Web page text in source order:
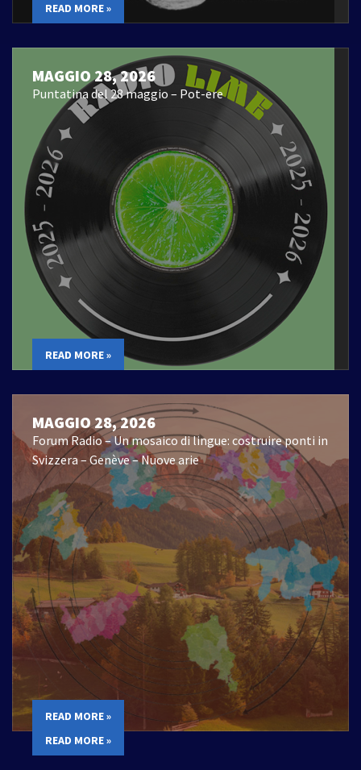
READ MORE »
MAGGIO 28, 2026
Puntatina del 28 maggio – Pot-ere
READ MORE »
MAGGIO 28, 2026
Forum Radio – Un mosaico di lingue: costruire ponti in
Svizzera – Genève – Nuove arie
READ MORE »
READ MORE »